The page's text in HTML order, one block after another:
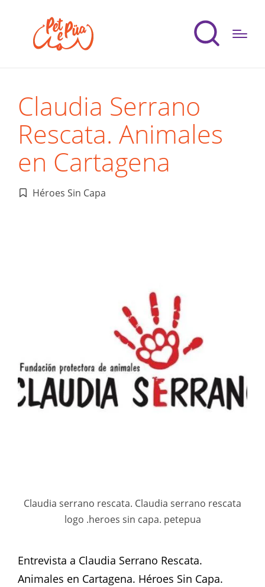
Claudia Serrano
Rescata. Animales
en Cartagena
Publicado
Héroes Sin Capa
Claudia serrano rescata. Claudia serrano rescata
logo .heroes sin capa. petepua
Entrevista a Claudia Serrano Rescata.
Animales en Cartagena. Héroes Sin Capa.